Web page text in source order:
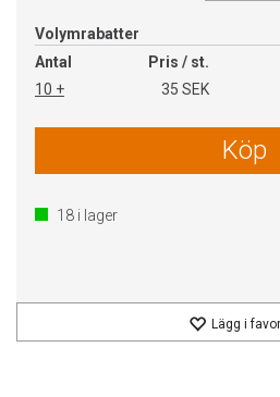
Volymrabatter
Antal
Pris / st.
10 +
35 SEK
Köp
18 i lager
Lägg i